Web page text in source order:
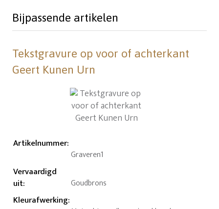
Bijpassende artikelen
Tekstgravure op voor of achterkant
Geert Kunen Urn
Artikelnummer:
Graveren1
Vervaardigd
uit: Goudbrons
Kleurafwerking: